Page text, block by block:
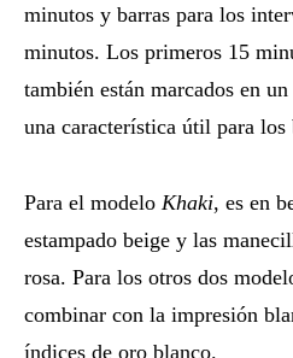
minutos y barras para los
minutos. Los primeros 15
también están marcados en
una característica útil para los
Para el modelo Khaki, es en
estampado beige y las
rosa. Para los otros dos
combinar con la impresión
índices de oro blanco.